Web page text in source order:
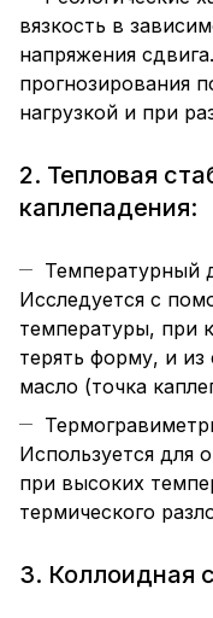
вязкость в
напряжения
прогнозирования
нагрузкой и при
2. Тепловая
каплепадения:
Температурный
Исследуется с
температуры, при
терять форму, и из
масло (точка
Используется для
при высоких
термического
3. Коллоидная